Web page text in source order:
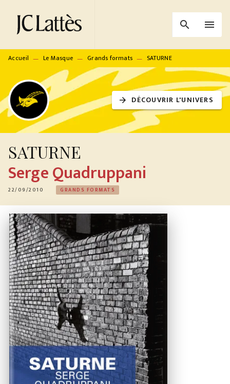
MENU RECHERCHE
PIED DE PAGE
search menu
Accueil — Le Masque — Grands formats — SATURNE
arrow_forward DÉCOUVRIR L'UNIVERS
SATURNE
Serge Quadruppani
22/09/2010 GRANDS FORMATS